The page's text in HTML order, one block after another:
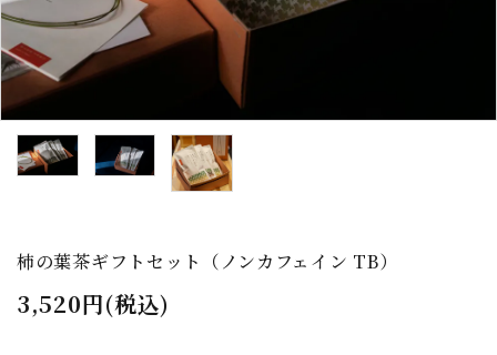
柿の葉茶ギフトセット（ノンカフェイン TB）
3,520円(税込)